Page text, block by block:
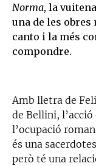
Norma, la
una de les
canto i la més
compondre.
Amb lletra de
de Bellini, l’acció
l’ocupació
és una
però té una